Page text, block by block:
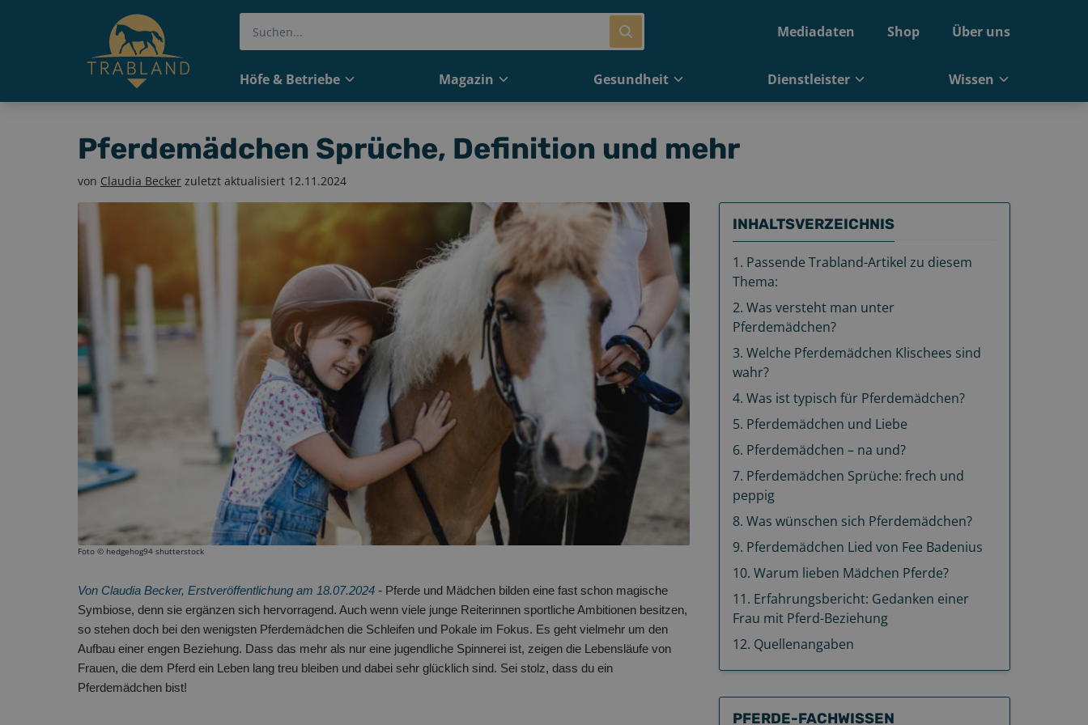
Mediadaten Shop Über uns
Höfe & Betriebe Magazin Gesundheit Dienstleister Wissen
Pferdemädchen Sprüche, Definition und mehr
von Claudia Becker zuletzt aktualisiert 12.11.2024
Foto © hedgehog94 shutterstock
Von Claudia Becker, Erstveröffentlichung am 18.07.2024 - Pferde und Mädchen bilden eine fast schon magische
Symbiose, denn sie ergänzen sich hervorragend. Auch wenn viele junge Reiterinnen sportliche Ambitionen besitzen,
so stehen doch bei den wenigsten Pferdemädchen die Schleifen und Pokale im Fokus. Es geht vielmehr um den
Aufbau einer engen Beziehung. Dass das mehr als nur eine jugendliche Spinnerei ist, zeigen die Lebensläufe von
Frauen, die dem Pferd ein Leben lang treu bleiben und dabei sehr glücklich sind. Sei stolz, dass du ein
Pferdemädchen bist!
INHALTSVERZEICHNIS
1. Passende Trabland-Artikel zu diesem
Thema:
2. Was versteht man unter
Pferdemädchen?
3. Welche Pferdemädchen Klischees sind
wahr?
4. Was ist typisch für Pferdemädchen?
5. Pferdemädchen und Liebe
6. Pferdemädchen – na und?
7. Pferdemädchen Sprüche: frech und
peppig
8. Was wünschen sich Pferdemädchen?
9. Pferdemädchen Lied von Fee Badenius
10. Warum lieben Mädchen Pferde?
11. Erfahrungsbericht: Gedanken einer
Frau mit Pferd-Beziehung
12. Quellenangaben
PFERDE-FACHWISSEN